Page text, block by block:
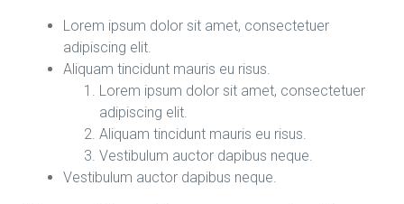
Lorem ipsum dolor sit amet, consectetuer
adipiscing elit.
Aliquam tincidunt mauris eu risus.
Lorem ipsum dolor sit amet, consectetuer
adipiscing elit.
Aliquam tincidunt mauris eu risus.
Vestibulum auctor dapibus neque.
Vestibulum auctor dapibus neque.